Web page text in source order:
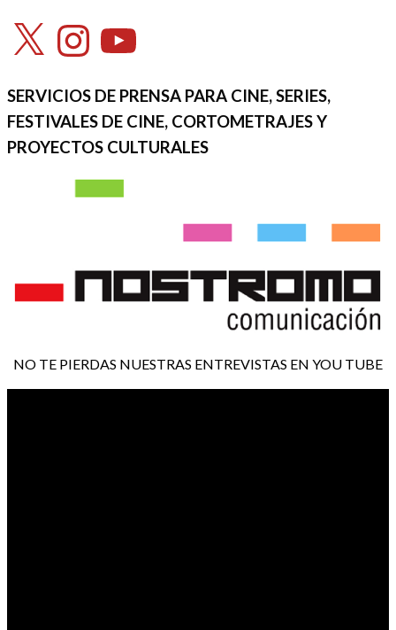
X InstagramYouTube
SERVICIOS DE PRENSA PARA CINE, SERIES,
FESTIVALES DE CINE, CORTOMETRAJES Y
PROYECTOS CULTURALES
NO TE PIERDAS NUESTRAS ENTREVISTAS EN YOU TUBE